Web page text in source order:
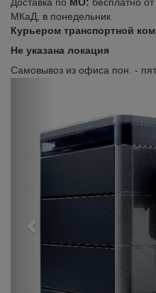
МКаД, в понедельник
Курьером транспортной
Не указана локация
Самовывоз из офиса пон. -